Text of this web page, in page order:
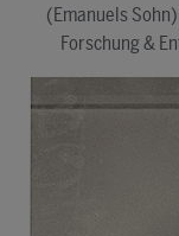
(Emanuels
Forschung &